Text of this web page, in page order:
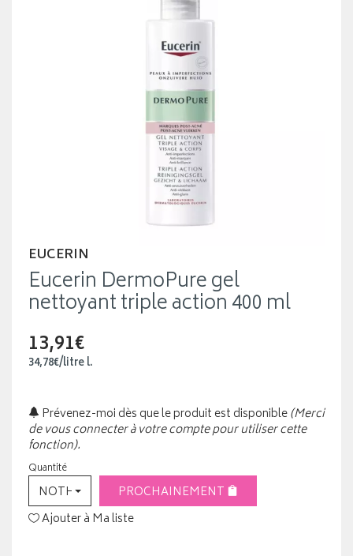
EUCERIN
Eucerin DermoPure gel
nettoyant triple action 400 ml
13,91€
34,78€/litrel.
Prévenez-moi dès que le produit est disponible(Merci
de vous connecter à votre compte pour utiliser cette
fonction).
Quantité
NOTHING SELECTEDPROCHAINEMENT
Ajouter à Ma liste